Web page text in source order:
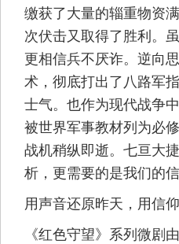
缴获了大量的辎重物资
次伏击又取得了胜利。
更相信兵不厌诈。逆向
术，彻底打出了八路军
士气。也作为现代战争
被世界军事教材列为必
战机稍纵即逝。七亘大
析，更需要的是我们的信
用声音还原昨天，用信仰
《红色守望》系列微剧